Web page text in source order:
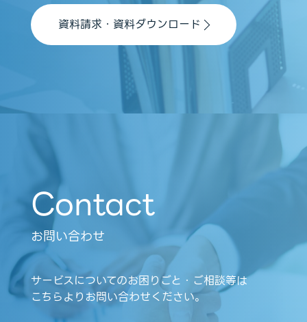
資料請求・資料ダウンロード
Contact
お問い合わせ
サービスについてのお困りごと・ご相談等は
こちらよりお問い合わせください。